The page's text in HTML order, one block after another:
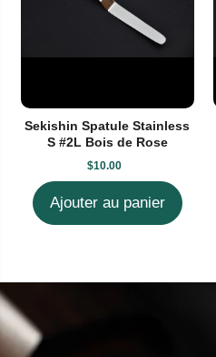
Sekishin Spatule Stainless
S #2L Bois de Rose
$10.00
Ajouter au panier